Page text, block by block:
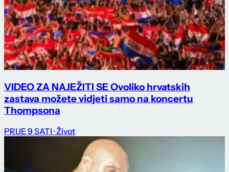
VIDEO ZA NAJEŽITI SE Ovoliko hrvatskih
zastava možete vidjeti samo na koncertu
Thompsona
PRIJE 9 SATI · Život